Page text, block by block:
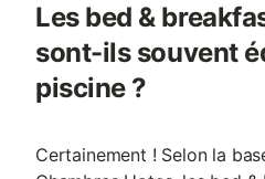
Les bed &
sont-ils souvent
piscine ?
Certainement ! Selon la